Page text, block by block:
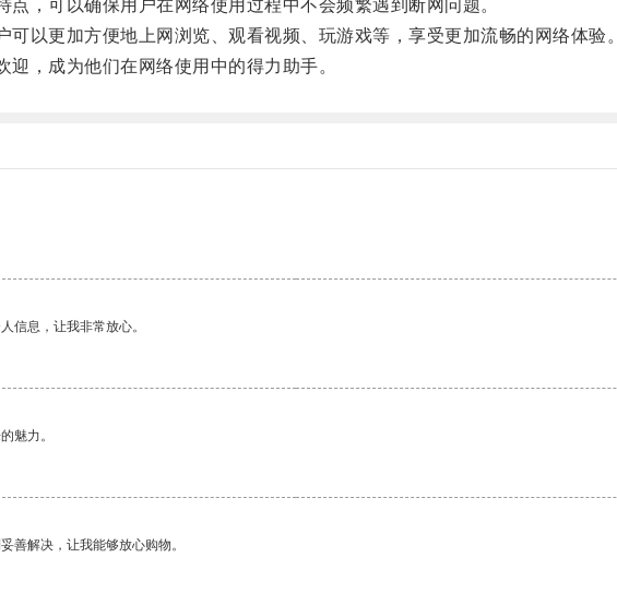
，可以确保用户在网络使用过程中不会频繁遇到断网问题。
以更加方便地上网浏览、观看视频、玩游戏等，享受更加流畅的网络体验。
，成为他们在网络使用中的得力助手。
信息，让我非常放心。
魅力。
善解决，让我能够放心购物。